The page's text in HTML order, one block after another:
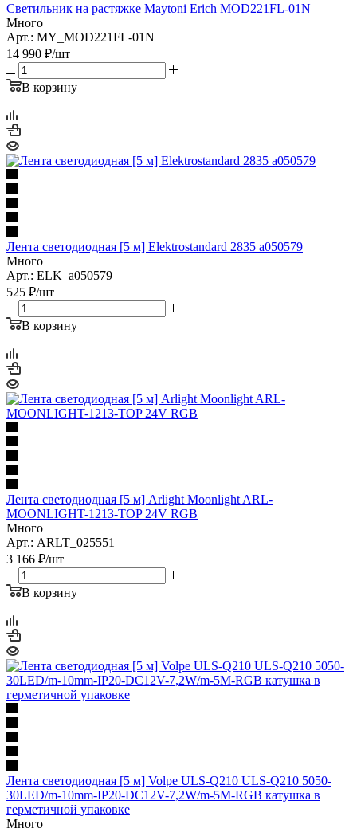
Светильник на растяжке Maytoni Erich MOD221FL-01N
Много
Арт.: MY_MOD221FL-01N
14 990 ₽/шт
В корзину
Лента светодиодная [5 м] Elektrostandard 2835 a050579
Много
Арт.: ELK_a050579
525 ₽/шт
В корзину
Лента светодиодная [5 м] Arlight Moonlight ARL-
MOONLIGHT-1213-TOP 24V RGB
Много
Арт.: ARLT_025551
3 166 ₽/шт
В корзину
Лента светодиодная [5 м] Volpe ULS-Q210 ULS-Q210 5050-
30LED/m-10mm-IP20-DC12V-7,2W/m-5M-RGB катушка в
герметичной упаковке
Много